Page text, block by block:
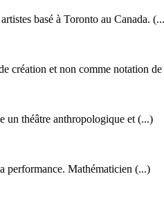
basé à Toronto au Canada.
création et non comme notation
un théâtre anthropologique et (...)
performance. Mathématicien (...)